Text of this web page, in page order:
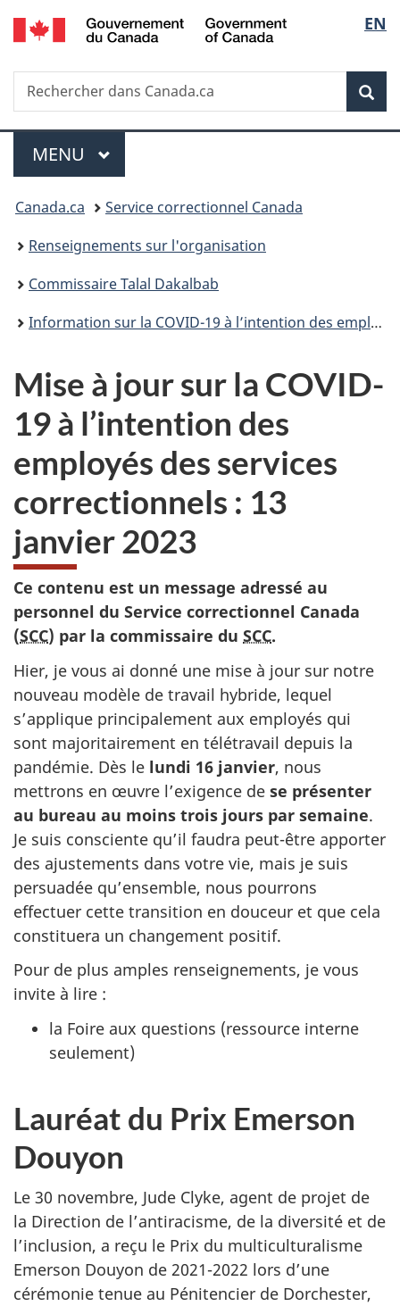
Passer
au
principal
Passer
à
Au
du
Passer
à
version
simplifiée
de
la
EN
Recherche
Rechercher
dans
Menu
MENU PRINCIPAL
Vous
êtes
ici :
Canada.ca
Service correctionnel Canada
Renseignements sur l'organisation
Commissaire Talal Dakalbab
Information sur la COVID-19 à l’intention des employés des services correctionnels (archivée)
Mise à jour sur la COVID-
19 à l’intention des
employés des services
correctionnels : 13
janvier 2023
Ce contenu est un message adressé au
personnel du Service correctionnel Canada
(SCC) par la commissaire du SCC.
Hier, je vous ai donné une mise à jour sur notre
nouveau modèle de travail hybride, lequel
s’applique principalement aux employés qui
sont majoritairement en télétravail depuis la
pandémie. Dès le lundi 16 janvier, nous
mettrons en œuvre l’exigence de se présenter
au bureau au moins trois jours par semaine.
Je suis consciente qu’il faudra peut-être apporter
des ajustements dans votre vie, mais je suis
persuadée qu’ensemble, nous pourrons
effectuer cette transition en douceur et que cela
constituera un changement positif.
Pour de plus amples renseignements, je vous
invite à lire :
la Foire aux questions (ressource interne
seulement)
Lauréat du Prix Emerson
Douyon
Le 30 novembre, Jude Clyke, agent de projet de
la Direction de l’antiracisme, de la diversité et de
l’inclusion, a reçu le Prix du multiculturalisme
Emerson Douyon de 2021-2022 lors d’une
cérémonie tenue au Pénitencier de Dorchester,